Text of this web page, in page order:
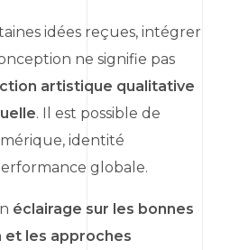
idées reçues, intégrer
ne signifie pas
artistique qualitative
. Il est possible de
identité
globale.
éclairage sur les bonnes
et les approches